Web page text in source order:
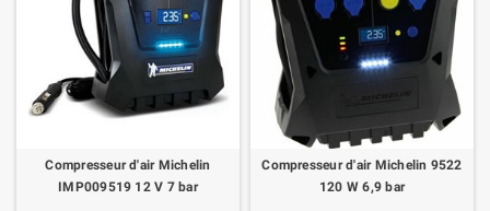
Compresseur d'air Michelin
IMP009519 12 V 7 bar
Compresseur d'air Michelin 9522
120 W 6,9 bar